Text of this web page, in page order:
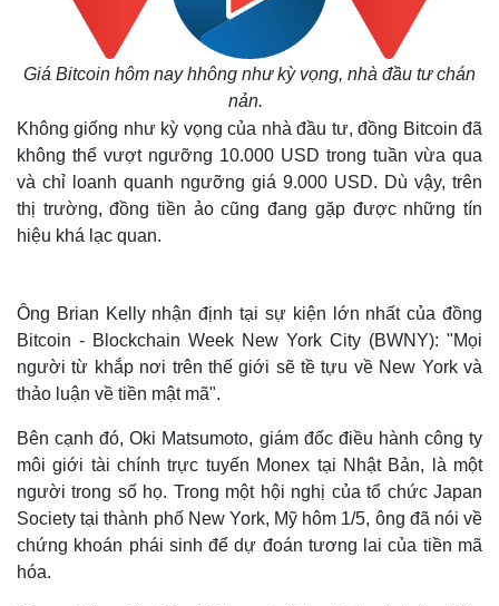
Giá Bitcoin hôm nay hhông như kỳ vọng, nhà đầu tư chán
nản.
Không giống như kỳ vọng của nhà đầu tư, đồng Bitcoin đã
không thể vượt ngưỡng 10.000 USD trong tuần vừa qua
và chỉ loanh quanh ngưỡng giá 9.000 USD. Dù vậy, trên
thị trường, đồng tiền ảo cũng đang gặp được những tín
hiệu khá lạc quan.
Ông Brian Kelly nhận định tại sự kiện lớn nhất của đồng
Bitcoin - Blockchain Week New York City (BWNY): "Mọi
người từ khắp nơi trên thế giới sẽ tề tựu về New York và
thảo luận về tiền mật mã".
Bên cạnh đó, Oki Matsumoto, giám đốc điều hành công ty
môi giới tài chính trực tuyến Monex tại Nhật Bản, là một
người trong số họ. Trong một hội nghị của tổ chức Japan
Society tại thành phố New York, Mỹ hôm 1/5, ông đã nói về
chứng khoán phái sinh để dự đoán tương lai của tiền mã
hóa.